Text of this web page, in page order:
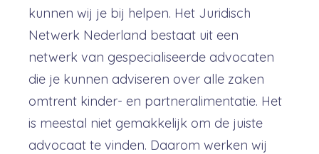
kunnen wij je bij helpen. Het Juridisch
Netwerk Nederland bestaat uit een
netwerk van gespecialiseerde advocaten
die je kunnen adviseren over alle zaken
omtrent kinder- en partneralimentatie. Het
is meestal niet gemakkelijk om de juiste
advocaat te vinden. Daarom werken wij